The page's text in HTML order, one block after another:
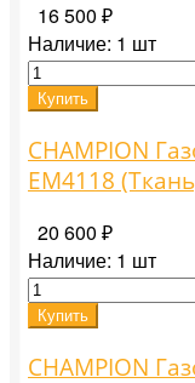
16 500 ₽
Наличие: 1 шт
Купить
CHAMPION
EM4118
20 600 ₽
Наличие: 1 шт
Купить
CHAMPION